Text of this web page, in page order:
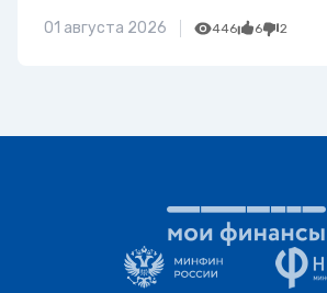
01 августа 2026 446 6 2